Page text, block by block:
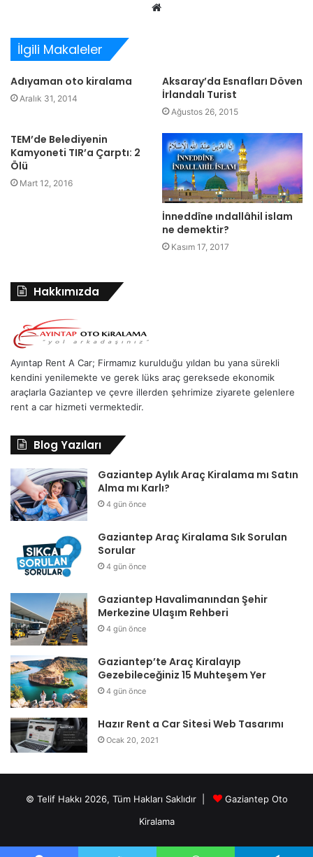
Web
İlgili Makaleler
Adıyaman oto kiralama
Aralık 31, 2014
Aksaray’da Esnafları Döven
İrlandalı Turist
Ağustos 26, 2015
TEM’de Belediyenin
Kamyoneti TIR’a Çarptı: 2
Ölü
Mart 12, 2016
İnneddîne ındallâhil islam
ne demektir?
Kasım 17, 2017
Hakkımızda
Ayıntap Rent A Car; Firmamız kurulduğu yıldan bu yana sürekli
kendini yenilemekte ve gerek lüks araç gereksede ekonomik
araçlarla Gaziantep ve çevre illerden şehrimize ziyarete gelenlere
rent a car hizmeti vermektedir.
Blog Yazıları
Gaziantep Aylık Araç Kiralama mı Satın
Alma mı Karlı?
4 gün önce
Gaziantep Araç Kiralama Sık Sorulan
Sorular
4 gün önce
Gaziantep Havalimanından Şehir
Merkezine Ulaşım Rehberi
4 gün önce
Gaziantep’te Araç Kiralayıp
Gezebileceğiniz 15 Muhteşem Yer
4 gün önce
Hazır Rent a Car Sitesi Web Tasarımı
Ocak 20, 2021
© Telif Hakkı 2026, Tüm Hakları Saklıdır |
Gaziantep Oto
Kiralama